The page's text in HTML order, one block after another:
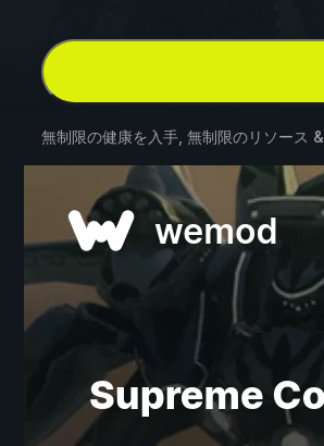
無制限の健康を入手, 無制限のリソース &